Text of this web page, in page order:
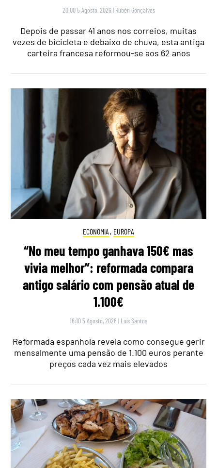
20:00 5 Agosto, 2026 | Rubén Gonçalves
Depois de passar 41 anos nos correios, muitas
vezes de bicicleta e debaixo de chuva, esta antiga
carteira francesa reformou-se aos 62 anos
ECONOMIA , EUROPA
“No meu tempo ganhava 150€ mas
vivia melhor”: reformada compara
antigo salário com pensão atual de
1.100€
16:10 5 Agosto, 2026 | Luís Santos
Reformada espanhola revela como consegue gerir
mensalmente uma pensão de 1.100 euros perante
preços cada vez mais elevados